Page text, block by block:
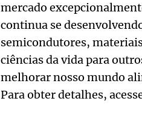
mercado
continua se
semicondutores,
ciências da vida para
melhorar nosso mundo
Para obter detalhes,